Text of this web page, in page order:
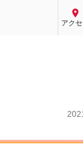
location_on
アク
投
日: